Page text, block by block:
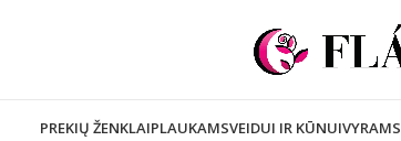
PREKIŲ ŽENKLAIPLAUKAMSVEIDUI IR KŪNUIVYRAMS